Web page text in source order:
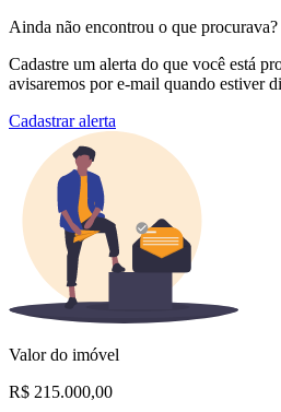
Ainda não encontrou o que procurava?
Cadastre um alerta do que você está
avisaremos por e-mail quando estiver
Cadastrar alerta
Valor do imóvel
R$ 215.000,00